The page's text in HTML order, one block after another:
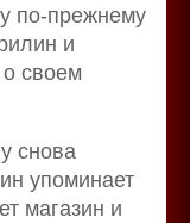
по-прежнему
и
своем
снова
упоминает
магазин и